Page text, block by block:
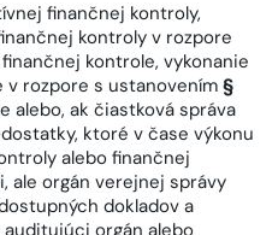
finančnej kontroly,
kontroly v rozpore
kontrole, vykonanie
rozpore s ustanovením §
alebo, ak čiastková správa
ktoré v čase výkonu
alebo finančnej
ale orgán verejnej správy
dokladov a